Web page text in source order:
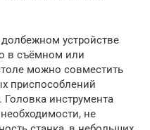
устройстве
в съёмном или
можно совместить
приспособлений
инструмента
не